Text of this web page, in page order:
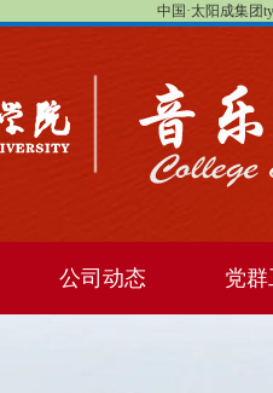
中国·太阳成集团
公司动态 党